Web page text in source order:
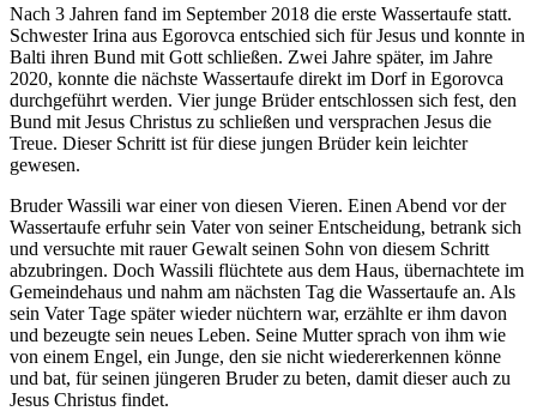
Nach 3 Jahren fand im September 2018 die erste Wassertaufe statt.
Schwester Irina aus Egorovca entschied sich für Jesus und konnte in
Balti ihren Bund mit Gott schließen. Zwei Jahre später, im Jahre
2020, konnte die nächste Wassertaufe direkt im Dorf in Egorovca
durchgeführt werden. Vier junge Brüder entschlossen sich fest, den
Bund mit Jesus Christus zu schließen und versprachen Jesus die
Treue. Dieser Schritt ist für diese jungen Brüder kein leichter
gewesen.
Bruder Wassili war einer von diesen Vieren. Einen Abend vor der
Wassertaufe erfuhr sein Vater von seiner Entscheidung, betrank sich
und versuchte mit rauer Gewalt seinen Sohn von diesem Schritt
abzubringen. Doch Wassili flüchtete aus dem Haus, übernachtete im
Gemeindehaus und nahm am nächsten Tag die Wassertaufe an. Als
sein Vater Tage später wieder nüchtern war, erzählte er ihm davon
und bezeugte sein neues Leben. Seine Mutter sprach von ihm wie
von einem Engel, ein Junge, den sie nicht wiedererkennen könne
und bat, für seinen jüngeren Bruder zu beten, damit dieser auch zu
Jesus Christus findet.